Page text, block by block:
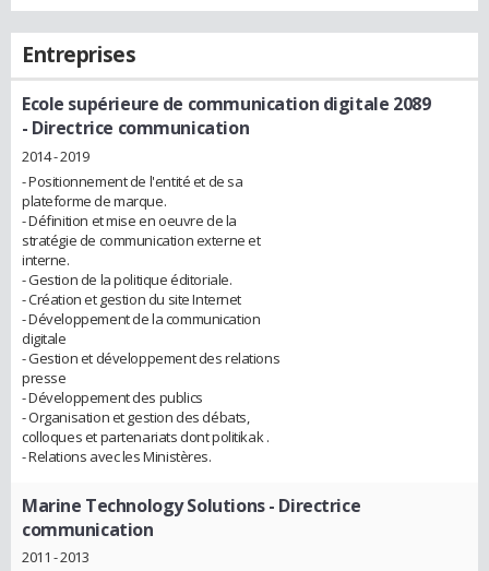
Entreprises
Ecole supérieure de communication digitale 2089
- Directrice communication
2014 - 2019
- Positionnement de l'entité et de sa
plateforme de marque.
- Définition et mise en oeuvre de la
stratégie de communication externe et
interne.
- Gestion de la politique éditoriale.
- Création et gestion du site Internet
- Développement de la communication
digitale
- Gestion et développement des relations
presse
- Développement des publics
- Organisation et gestion des débats,
colloques et partenariats dont politikak .
- Relations avec les Ministères.
Marine Technology Solutions- Directrice
communication
2011 - 2013